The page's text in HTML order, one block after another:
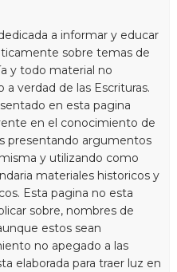
a informar y educar
sobre temas de
y todo material no
a verdad de las Escrituras.
en esta pagina
en el conocimiento de
presentando argumentos
y utilizando como
materiales historicos y
Esta pagina no esta
sobre, nombres de
estos sean
no apegado a las
elaborada para traer luz en